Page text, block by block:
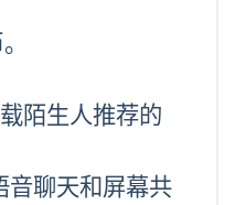
陌生人推荐的
音聊天和屏幕共